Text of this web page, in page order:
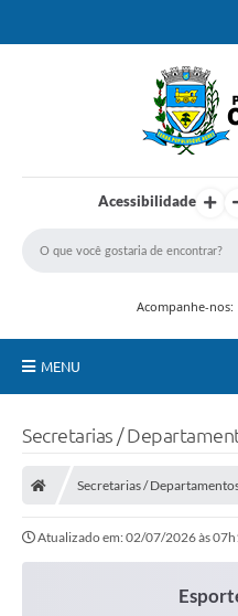
Acessibilidade
Acompanhe-nos:
MENU
Portal da Transparência
Secretarias /
Secretarias /
Atualizado em: 02/07/2026 às